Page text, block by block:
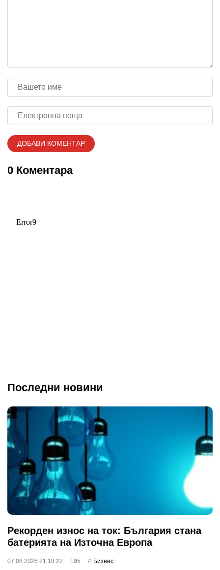
0 Коментара
Последни новини
Рекорден износ на ток: България стана
батерията на Източна Европа
07.08.2026 21:18:22 195 Бизнес